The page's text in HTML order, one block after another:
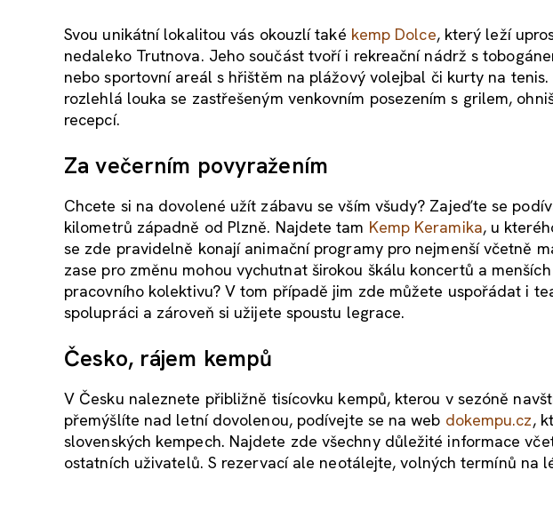
Svou unikátní lokalitou vás okouzlí také kemp Dolce, který leží
nedaleko Trutnova. Jeho součást tvoří i rekreační nádrž s
nebo sportovní areál s hřištěm na plážový volejbal či kurty na
rozlehlá louka se zastřešeným venkovním posezením s grilem,
recepcí.
Za večerním povyražením
Chcete si na dovolené užít zábavu se vším všudy? Zajeďte se
kilometrů západně od Plzně. Najdete tam Kemp Keramika, u
se zde pravidelně konají animační programy pro nejmenší včetně
zase pro změnu mohou vychutnat širokou škálu koncertů a
pracovního kolektivu? V tom případě jim zde můžete uspořádat i
spolupráci a zároveň si užijete spoustu legrace.
Česko, rájem kempů
V Česku naleznete přibližně tisícovku kempů, kterou v sezóně
přemýšlíte nad letní dovolenou, podívejte se na web dokempu.cz,
slovenských kempech. Najdete zde všechny důležité informace
ostatních uživatelů. S rezervací ale neotálejte, volných termínů na